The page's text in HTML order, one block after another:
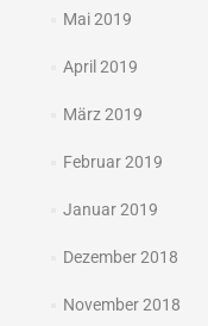
Mai 2019
April 2019
März 2019
Februar 2019
Januar 2019
Dezember 2018
November 2018